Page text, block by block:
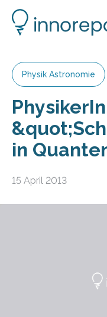
Physik Astronomie
in
15 April 2013